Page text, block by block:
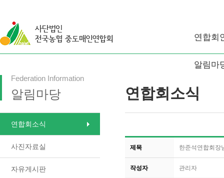
연합회
알림마
Federation Information
알림마당
연합회소식
사진자료실
자유게시판
연합회소식
제목 한준석연합회장
작성자 관리자